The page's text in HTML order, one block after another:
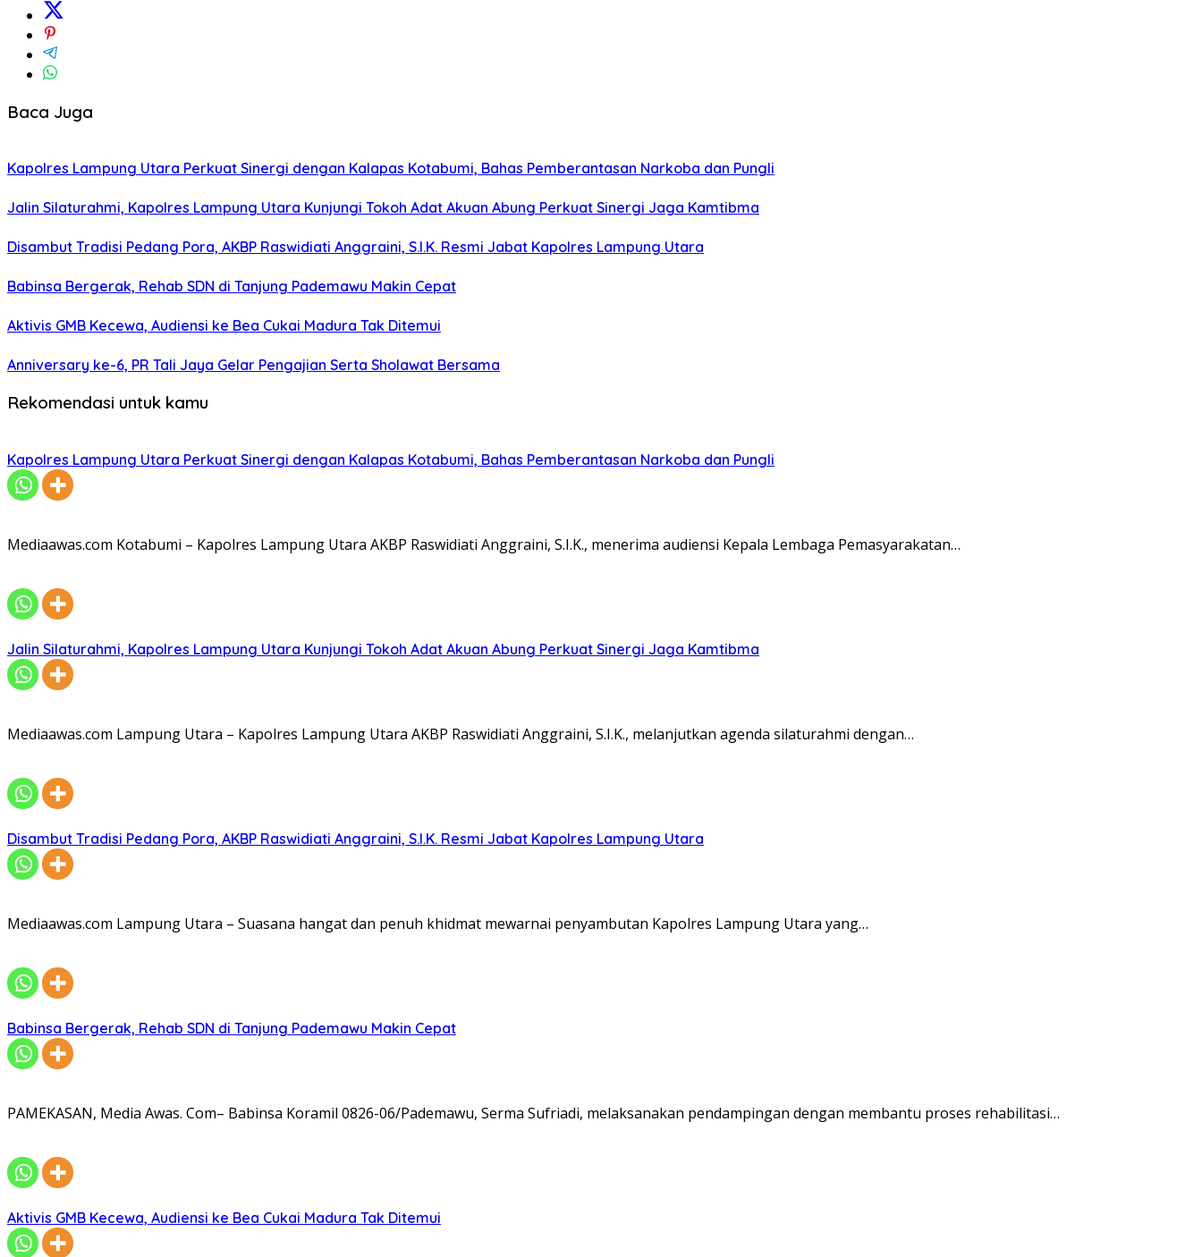
Baca Juga
Kapolres Lampung Utara Perkuat Sinergi dengan Kalapas Kotabumi, Bahas Pemberantasan Narkoba dan Pungli
Jalin Silaturahmi, Kapolres Lampung Utara Kunjungi Tokoh Adat Akuan Abung Perkuat Sinergi Jaga Kamtibma
Disambut Tradisi Pedang Pora, AKBP Raswidiati Anggraini, S.I.K. Resmi Jabat Kapolres Lampung Utara
Babinsa Bergerak, Rehab SDN di Tanjung Pademawu Makin Cepat
Aktivis GMB Kecewa, Audiensi ke Bea Cukai Madura Tak Ditemui
Anniversary ke-6, PR Tali Jaya Gelar Pengajian Serta Sholawat Bersama
Rekomendasi untuk kamu
Kapolres Lampung Utara Perkuat Sinergi dengan Kalapas Kotabumi, Bahas Pemberantasan Narkoba dan Pungli
Mediaawas.com Kotabumi – Kapolres Lampung Utara AKBP Raswidiati Anggraini, S.I.K., menerima audiensi Kepala Lembaga Pemasyarakatan…
Jalin Silaturahmi, Kapolres Lampung Utara Kunjungi Tokoh Adat Akuan Abung Perkuat Sinergi Jaga Kamtibma
Mediaawas.com Lampung Utara – Kapolres Lampung Utara AKBP Raswidiati Anggraini, S.I.K., melanjutkan agenda silaturahmi dengan…
Disambut Tradisi Pedang Pora, AKBP Raswidiati Anggraini, S.I.K. Resmi Jabat Kapolres Lampung Utara
Mediaawas.com Lampung Utara – Suasana hangat dan penuh khidmat mewarnai penyambutan Kapolres Lampung Utara yang…
Babinsa Bergerak, Rehab SDN di Tanjung Pademawu Makin Cepat
PAMEKASAN, Media Awas. Com– Babinsa Koramil 0826-06/Pademawu, Serma Sufriadi, melaksanakan pendampingan dengan membantu proses rehabilitasi…
Aktivis GMB Kecewa, Audiensi ke Bea Cukai Madura Tak Ditemui